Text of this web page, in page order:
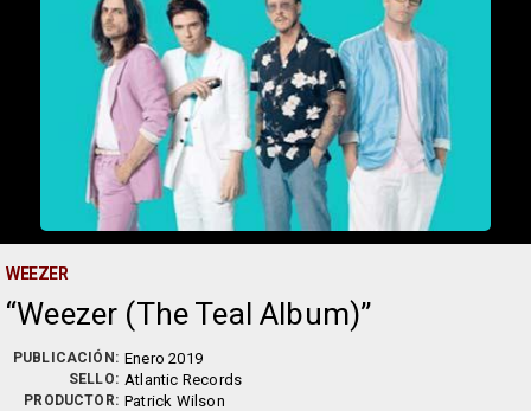
WEEZER
Weezer (The Teal Album)
PUBLICACIÓN: Enero 2019
SELLO: Atlantic Records
PRODUCTOR: Patrick Wilson